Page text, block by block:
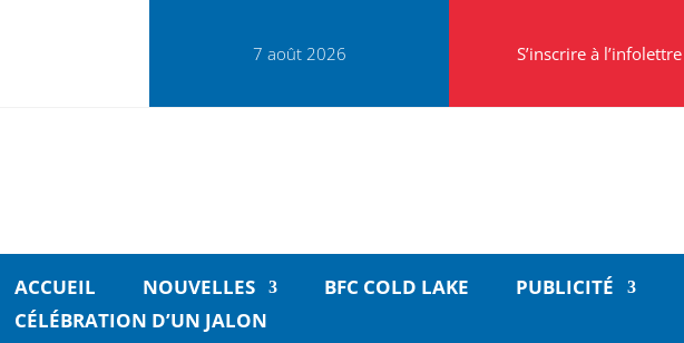
7 août 2026 S’inscrire à l’infolettre
ACCUEIL NOUVELLES BFC COLD LAKE PUBLICITÉ
CÉLÉBRATION D’UN JALON